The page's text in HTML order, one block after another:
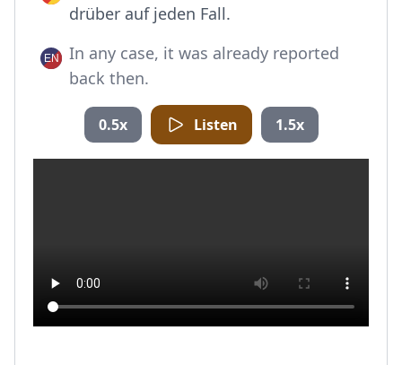
drüber auf jeden Fall.
In any case, it was already reported
back then.
0.5x Listen 1.5x